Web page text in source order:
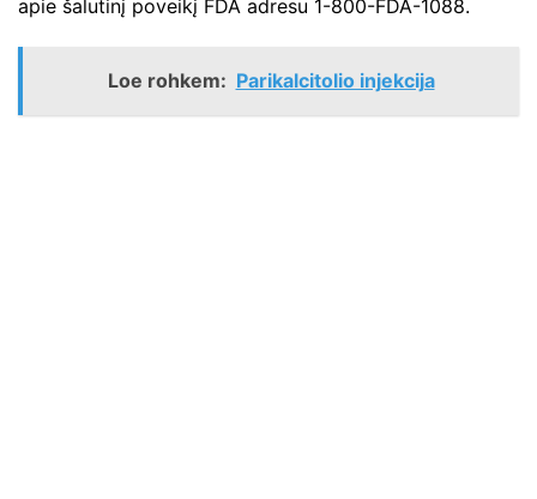
apie šalutinį poveikį FDA adresu 1-800-FDA-1088.
Loe rohkem: Parikalcitolio injekcija